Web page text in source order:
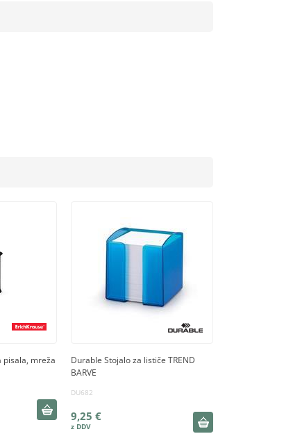
pisala, mreža
Durable Stojalo za lističe TREND
BARVE
DU682
9,25 €